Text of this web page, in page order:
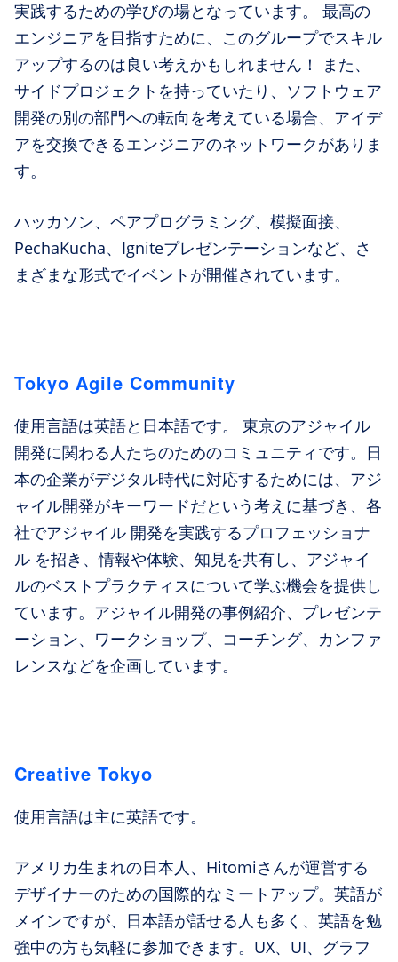
実践するための学びの場となっています。 最高の
エンジニアを目指すために、このグループでスキル
アップするのは良い考えかもしれません！ また、
サイドプロジェクトを持っていたり、ソフトウェア
開発の別の部門への転向を考えている場合、アイデ
アを交換できるエンジニアのネットワークがありま
す。
ハッカソン、ペアプログラミング、模擬面接、
PechaKucha、Igniteプレゼンテーションなど、さ
まざまな形式でイベントが開催されています。
Tokyo Agile Community
使用言語は英語と日本語です。 東京のアジャイル
開発に関わる人たちのためのコミュニティです。日
本の企業がデジタル時代に対応するためには、アジ
ャイル開発がキーワードだという考えに基づき、各
社でアジャイル 開発を実践するプロフェッショナ
ル を招き、情報や体験、知見を共有し、アジャイ
ルのベストプラクティスについて学ぶ機会を提供し
ています。アジャイル開発の事例紹介、プレゼンテ
ーション、ワークショップ、コーチング、カンファ
レンスなどを企画しています。
Creative Tokyo
使用言語は主に英語です。
アメリカ生まれの日本人、Hitomiさんが運営する
デザイナーのための国際的なミートアップ。英語が
メインですが、日本語が話せる人も多く、英語を勉
強中の方も気軽に参加できます。UX、UI、グラフ